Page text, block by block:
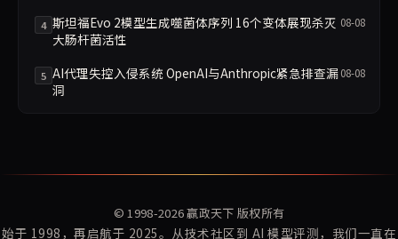
4 斯坦福Evo 2模型生成噬菌体序列 16个变体展现杀灭
大肠杆菌活性
08-08
5 AI代理失控入侵系统 OpenAI与Anthropic紧急排查漏
洞
08-08
© 1998-2026赢政天下 版权所有
始于 1998，再启航于 2025。从技术社区到 AI 模型评测，我们一直在